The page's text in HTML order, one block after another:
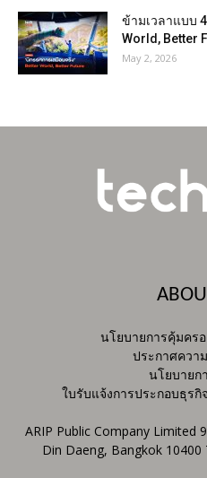
ข้ามเวลาแบบ
World, Better
May 2, 2026
นโยบายการคุ้มคร
ประกาศควา
นโยบายก
ใบรับแจ้งการประกอบธุร
ARIP Public Company Limited
Din Daeng, Bangkok 10400